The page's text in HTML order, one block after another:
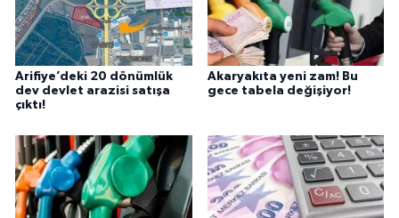
Arifiye’deki 20 dönümlük
dev devlet arazisi satışa
çıktı!
Akaryakıta yeni zam! Bu
gece tabela değişiyor!